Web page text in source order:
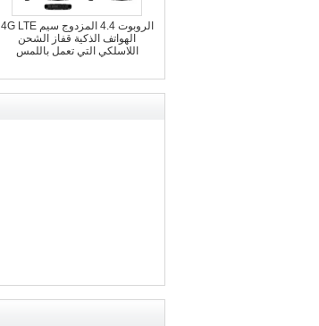
الروبوت 4.4 المزدوج سيم 4G LTE
الهواتف الذكية قفاز الشحن
اللاسلكي التي تعمل باللمس